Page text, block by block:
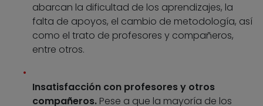
abarcan la dificultad de los aprendizajes, la
falta de apoyos, el cambio de metodología, así
como el trato de profesores y compañeros,
entre otros.
Insatisfacción con profesores y otros
compañeros. Pese a que la mayoría de los